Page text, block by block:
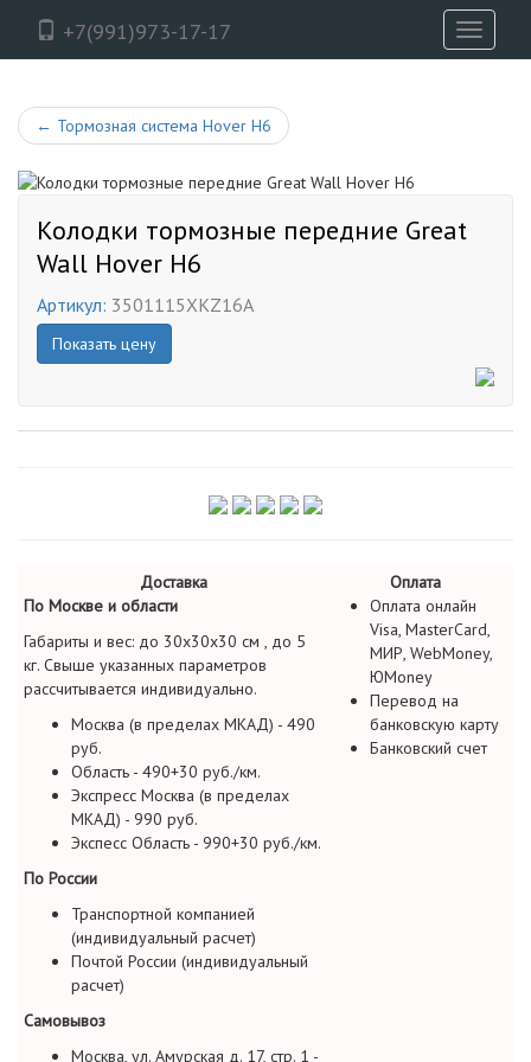
+7(991)973-17-17
Toggle
← Тормозная система Hover H6
Колодки тормозные передние Great
Wall Hover H6
Артикул: 3501115XKZ16A
Показать цену
Доставка
Оплата
По Москве и области
Габариты и вес: до 30х30х30 см , до 5
кг. Свыше указанных параметров
рассчитывается индивидуально.
Москва (в пределах МКАД) - 490
руб.
Область - 490+30 руб./км.
Экспресс Москва (в пределах
МКАД) - 990 руб.
Экспесс Область - 990+30 руб./км.
По России
Транспортной компанией
(индивидуальный расчет)
Почтой России (индивидуальный
расчет)
Самовывоз
Москва, ул. Амурская д. 17, стр. 1 -
Оплата онлайн
Visa, MasterCard,
МИР, WebMoney,
ЮMoney
Перевод на
банковскую карту
Банковский счет